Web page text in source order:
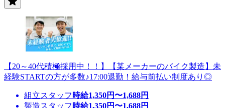
【20～40代積極採用中！！】【某メーカーのバイク製造】未
経験STARTの方が多数♪17:00退勤！給与前払い制度あり◎
組立スタッフ 時給1,350円〜1,688円
製造スタッフ 時給1,350円〜1,688円